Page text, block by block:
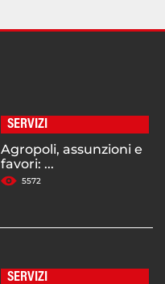
SERVIZI
Agropoli, assunzioni e
favori: ...
5572
SERVIZI